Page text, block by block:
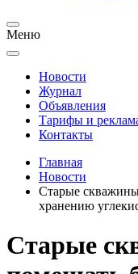
Меню
Новости
Журнал
Объявления
Тарифы и
Контакты
Главная
Новости
Старые
хранению
Старые